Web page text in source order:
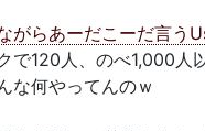
がらあーだこーだ言う
で120人、のべ1,000
な何やってんのｗ